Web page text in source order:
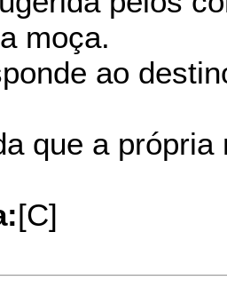
moça.
ao
que a
[C]